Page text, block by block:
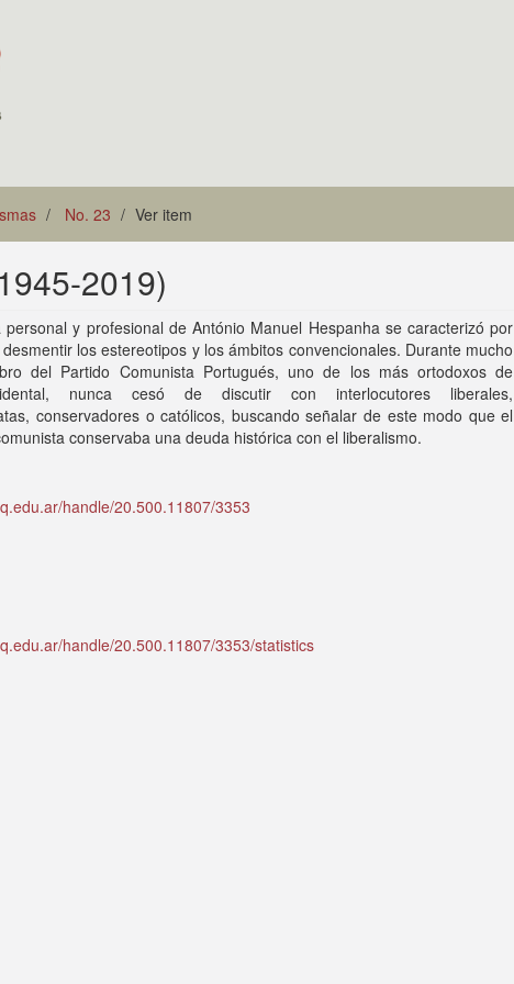
No. 23 Ver item
2019)
personal y profesional de António Manuel Hespanha se caracterizó por
los estereotipos y los ámbitos convencionales. Durante mucho
del Partido Comunista Portugués, uno de los más ortodoxos de
nunca cesó de discutir con interlocutores liberales,
conservadores o católicos, buscando señalar de este modo que el
conservaba una deuda histórica con el liberalismo.
handle/20.500.11807/3353
handle/20.500.11807/3353/statistics